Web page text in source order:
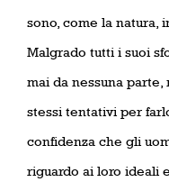
sono, come la natura,
Malgrado tutti i suoi
mai da nessuna
stessi tentativi per
confidenza che gli
riguardo ai loro ideali